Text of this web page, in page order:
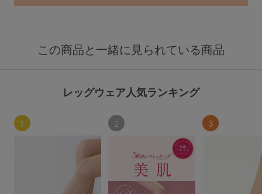
この商品と一緒に見られている商品
レッグウェア人気ランキング
1 2 3